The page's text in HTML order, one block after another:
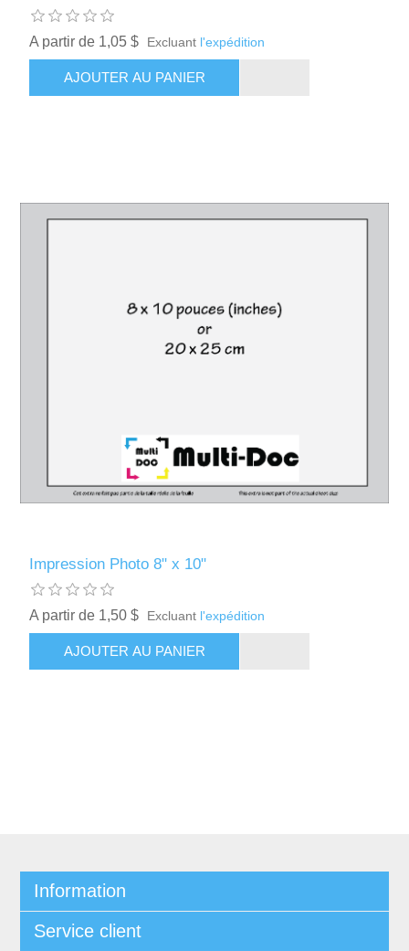
A partir de 1,05 $ Excluant l'expédition
AJOUTER AU PANIER
Impression Photo 8" x 10"
A partir de 1,50 $ Excluant l'expédition
AJOUTER AU PANIER
Information
Service client